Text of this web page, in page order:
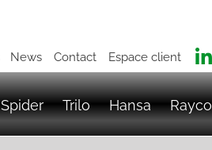
News Contact Espace client
Spider Trilo Hansa Rayco